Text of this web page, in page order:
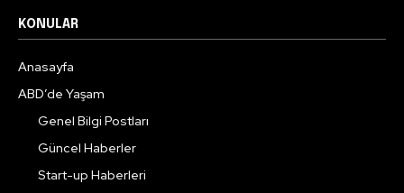
KONULAR
Anasayfa
ABD’de Yaşam
Genel Bilgi Postları
Güncel Haberler
Start-up Haberleri